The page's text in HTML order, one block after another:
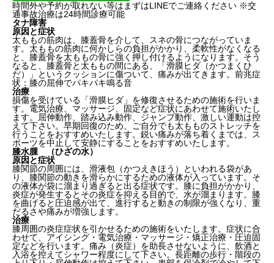
時間外や予約が取れない等はまずはLINEでご連絡ください ※交
通事故治療は24時間診療可能
タナ障害
原因と症状
太ももの筋肉は、膝蓋骨を介して、スネの骨につながっていま
す。太ももの筋肉に何かしらの負担がかかり、柔軟性がなくなる
と、膝蓋骨を太ももの骨に強く押し付けるようになります。そう
なると、膝蓋骨と太ももの間にある、「滑膜ヒダ（かつまくひ
だ）」というクッションに傷ついて、痛みが出てきます。前兆症
状：膝の屈伸でパキパキ鳴る音
治療
損傷を受けている「滑膜ヒダ」を修復させるための施術を行いま
す。電気治療、マッサージ、固定など症状にあわせて施術いたし
ます。屈伸動作、踏み込み動作、ジャンプ動作、激しい運動は控
えて下さい。早期回復のため、ご自分でも太もものストレッチを
行うことをおすすめいたします。鋭い痛みが落ち着くまでは、ス
ポーツを中止して安静にすることをおすすめいたします。
膝水腫 （ひざの水）
原因と症状
膝関節の周囲には、滑液包（かつえきほう）といわれる袋があ
り、膝関節の動きを滑らかにするための液体が入っています。そ
の液体が袋に溜まり過ぎると出る症状です。膝に負担がかかり、
炎症が発生するとその炎症を抑える目的で、水が溜まります。膝
を曲げると圧迫感が出て、進行すると動きの制限が強くなり、重
だるさや痛みが増強します。
治療
膝周囲の炎症症状を引かせるための施術をいたします。症状に合
わせて、アイシング・電気治療・マッサージ・矯正治療・圧迫固
定などを行います。痛み（炎症）を助長させないように、飲酒と
入浴を控えてシャワー程度にして下さい。長距離の歩行・階段の